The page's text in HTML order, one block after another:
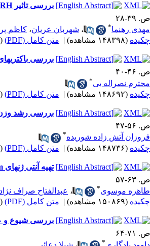
بررسی تاثیر METHYL, TRH , TRH بر فعالیت محور هیپوتالاموس - هیپوفیز گناد (H.P.G)
ص. ۳۹-۲۸
مهدی رهنما* ، شهربان عریان، کاظم
چکیده (۱۴۸۳۹۸ مشاهده) | متن کامل (PDF) (۱۵۶۳۷۶ دریافت)
بررسی
ص. ۴۶-۴۰
محترم نصراله یی*
چکیده (۱۴۸۶۹۲ مشاهده) | متن کامل (PDF) (۱۵۸۲۵۵ دریافت)
بررسی رشد وزن قد و
ص. ۵۶-۴۷
فروزان آتش زاده شوریده*
چکیده (۱۴۸۷۳۶ مشاهده) | متن کامل (PDF) (۱۵۶۶۸۲ دریافت)
تهیه آنتی ژنهای RNP, Sm از تیموس گوساله به منظور تعیین آتوآنتی بادیهای مربوطه در بیماران خود ایمنی
ص. ۶۳-۵۷
طاهره موسوی* ، عبدالفتاح صراف نژاد
چکیده (۱۵۰۸۶۹ مشاهده) | متن کامل (PDF) (۱۵۷۰۲۵ دریافت)
بررسی شیوع و
ص. ۷۱-۶۴
*